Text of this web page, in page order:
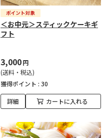
＜お中元＞スティックケーキギ
フト
3,000円
(送料・税込)
獲得ポイント : 30
詳細 カートに入れる